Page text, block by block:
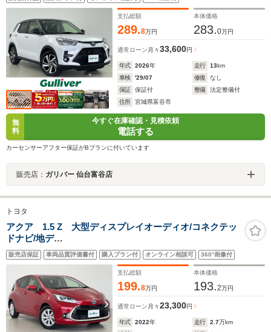
トヒーター/ワイパーデアイサー/オートLEDヘッドライト/
支払総額
289.8万円
本体価格
283.0万円
通常ローン 月々33,600円
年式 2026年 走行 13km
車検
'29/07 修復
なし
保証
保証付 整備
法定整備付
住所
宮城県富谷市
無
料
今すぐ在庫確認・見積依頼
電話する
カーセンサーアフター保証がBプランに付いています
販売店： ガリバー 仙台富谷店
トヨタ
アクア 1.5 Z 大型ディスプレイオーディオ/コネクテッ
ドナビ/地デ
ジ/Bluetooth/AppleCarPlay/AndroidAut/USB/全方位カ
メラ/トヨタセーフティセンス/アドバンストパーク/デジタ
ルインナーミラー/ハンドルヒーター/ETC/LED/禁煙車
販売店保証 車両品質評価書付 購入プラン付 オンライン相談可 360°画像付
支払総額
199.8万円
本体価格
193.2万円
通常ローン 月々23,300円
年式 2022年 走行 2.7万km